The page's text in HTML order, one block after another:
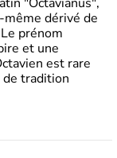
dérivé de
prénom
et une
est rare
de tradition